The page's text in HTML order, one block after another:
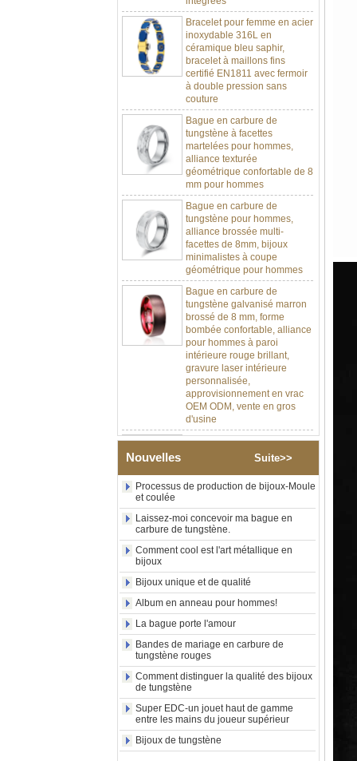
Bracelet pour femme en acier
inoxydable 316L en
céramique bleu saphir,
bracelet à maillons fins
certifié EN1811 avec fermoir
à double pression sans
couture
Bague en carbure de
tungstène à facettes
martelées pour hommes,
alliance texturée
géométrique confortable de 8
mm pour hommes
Bague en carbure de
tungstène pour hommes,
alliance brossée multi-
facettes de 8mm, bijoux
minimalistes à coupe
géométrique pour hommes
Bague en carbure de
tungstène galvanisé marron
brossé de 8 mm, forme
bombée confortable, alliance
pour hommes à paroi
intérieure rouge brillant,
gravure laser intérieure
personnalisée,
approvisionnement en vrac
OEM ODM, vente en gros
d'usine
Bague en carbure de
tungstène argenté poli de 8
d'opale bleue écrasée avec
bande de malachite
synthétique, alliance pour
intérieure personnalisée,
approvisionnement en vrac
OEM ODM, vente en gros
d'usin
Bague en carbure de
tungstène avec chevalière
carrée polie noire,
incrustation en bois avec
motif croisé en coquille
d'ormeau, bague de
déclaration religieuse pour
hommes, gravure intérieure
personnalisée,
approvisionnement en vrac
OEM ODM, vente en
Bague en carbure de
tungstène plaqué or rose de
8 mm, corde de guitare rouge
Nouvelles Suite>>
Processus de production de bijoux-Moule
et coulée
Laissez-moi concevoir ma bague en
carbure de tungstène.
Comment cool est l'art métallique en
bijoux
Bijoux unique et de qualité
Album en anneau pour hommes!
La bague porte l'amour
Bandes de mariage en carbure de
tungstène rouges
Comment distinguer la qualité des bijoux
de tungstène
Super EDC-un jouet haut de gamme
entre les mains du joueur supérieur
Bijoux de tungstène